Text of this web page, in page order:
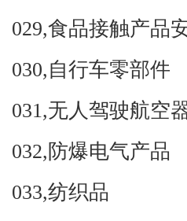
029,食品接触产品
030,自行车零部件
031,无人驾驶航空
032, 防爆电气产品
033,纺织品